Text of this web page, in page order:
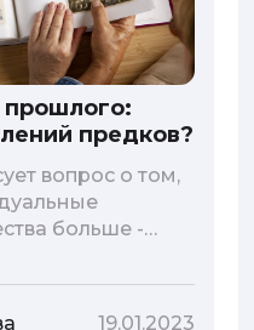
прошлого:
предков?
вопрос о том,
больше -
практике
- влияние
19.01.2023